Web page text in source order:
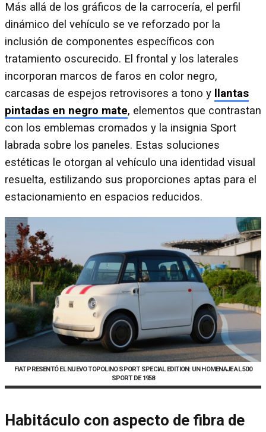
Más allá de los gráficos de la carrocería, el perfil
dinámico del vehículo se ve reforzado por la
inclusión de componentes específicos con
tratamiento oscurecido. El frontal y los laterales
incorporan marcos de faros en color negro,
carcasas de espejos retrovisores a tono y llantas
pintadas en negro mate, elementos que contrastan
con los emblemas cromados y la insignia Sport
labrada sobre los paneles. Estas soluciones
estéticas le otorgan al vehículo una identidad visual
resuelta, estilizando sus proporciones aptas para el
estacionamiento en espacios reducidos.
FIAT PRESENTÓ EL NUEVO TOPOLINO SPORT SPECIAL EDITION: UN HOMENAJE AL 500
SPORT DE 1958
Habitáculo con aspecto de fibra de